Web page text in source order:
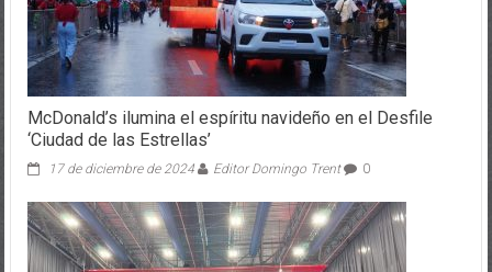
McDonald’s ilumina el espíritu navideño en el Desfile
‘Ciudad de las Estrellas’
17 de diciembre de 2024 Editor Domingo Trent 0